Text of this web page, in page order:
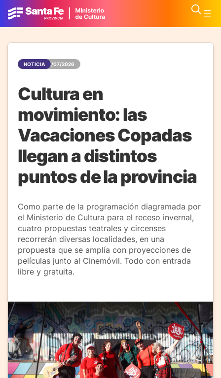
NOTICIA 05/07/2026
Cultura en
movimiento: las
Vacaciones Copadas
llegan a distintos
puntos de la provincia
Como parte de la programación diagramada por
el Ministerio de Cultura para el receso invernal,
cuatro propuestas teatrales y circenses
recorrerán diversas localidades, en una
propuesta que se amplía con proyecciones de
películas junto al Cinemóvil. Todo con entrada
libre y gratuita.